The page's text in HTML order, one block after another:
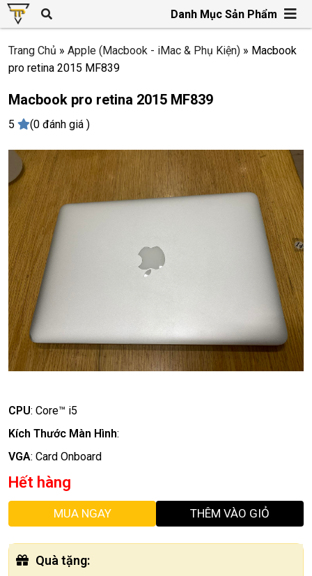
Danh Mục Sản Phẩm
Trang Chủ » Apple (Macbook - iMac & Phụ Kiện) » Macbook
pro retina 2015 MF839
Macbook pro retina 2015 MF839
5 (0 đánh giá )
CPU: Core™ i5
Kích Thước Màn Hình:
VGA: Card Onboard
Hết hàng
MUA NGAY THÊM VÀO GIỎ
Quà tặng: